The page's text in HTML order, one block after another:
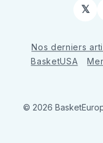
𝕏
Nos derniers
BasketUSA
© 2026